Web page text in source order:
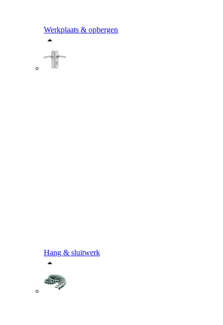
Werkplaats & opbergen
Hang & sluitwerk